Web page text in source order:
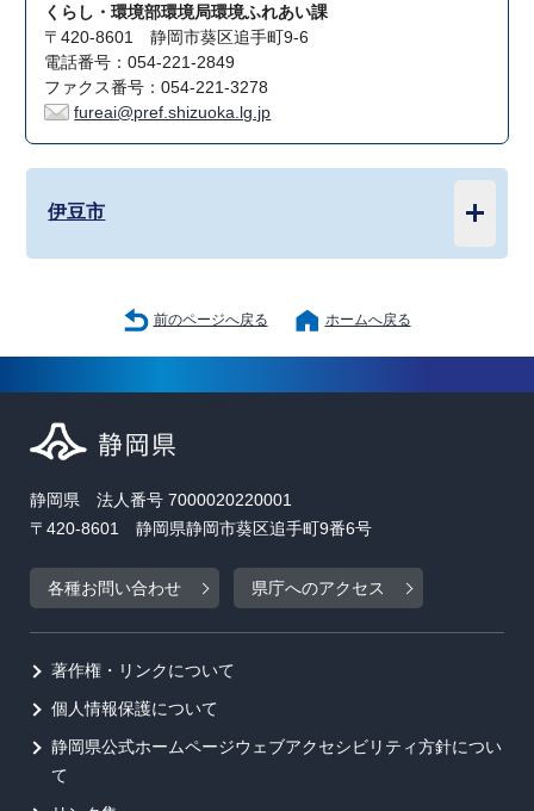
くらし・環境部環境局環境ふれあい課
〒420-8601 静岡市葵区追手町9-6
電話番号：054-221-2849
ファクス番号：054-221-3278
fureai@pref.shizuoka.lg.jp
伊豆市
前のページへ戻る ホームへ戻る
静岡県 法人番号 7000020220001
〒420-8601 静岡県静岡市葵区追手町9番6号
各種お問い合わせ 県庁へのアクセス
著作権・リンクについて
個人情報保護について
静岡県公式ホームページウェブアクセシビリティ方針につい
て